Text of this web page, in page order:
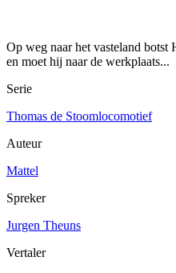
Op weg naar het vasteland botst
en moet hij naar de werkplaats...
Serie
Thomas de Stoomlocomotief
Auteur
Mattel
Spreker
Jurgen Theuns
Vertaler